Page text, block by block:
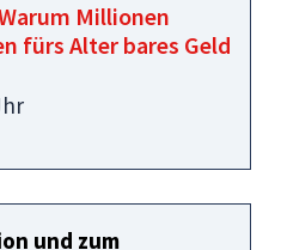
Millionen
fürs Alter bares Geld
und zum